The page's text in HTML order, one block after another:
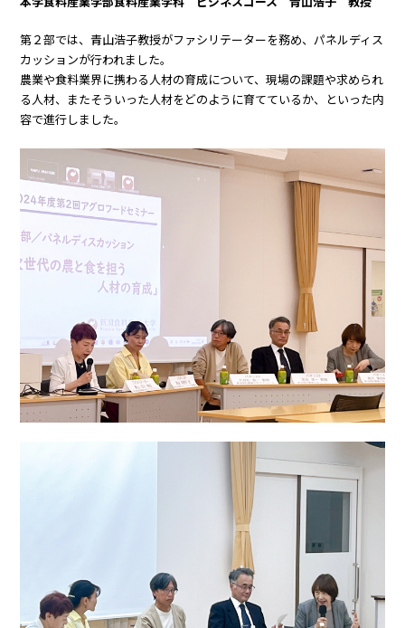
第２部では、青山浩子教授がファシリテーターを務め、パネルディス
カッションが行われました。
農業や食料業界に携わる人材の育成について、現場の課題や求められ
る人材、またそういった人材をどのように育てているか、といった内
容で進行しました。